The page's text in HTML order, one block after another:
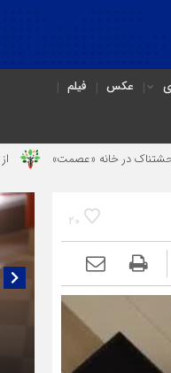
عکس
فیلم
«عصمت» از دندانپزشک
20